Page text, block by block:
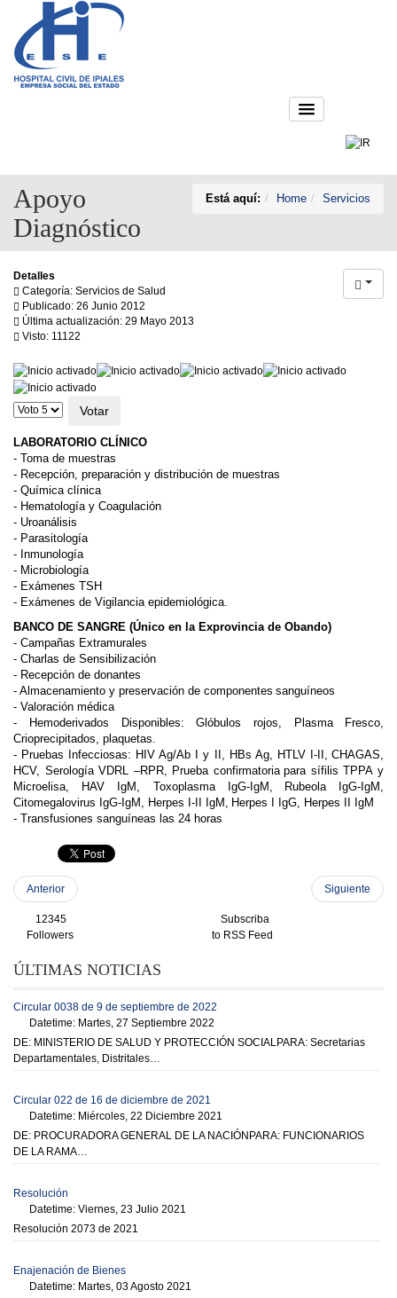
Está aquí: Home Servicios
Apoyo
Diagnóstico
Detalles
Categoría: Servicios de Salud
Publicado: 26 Junio 2012
Última actualización: 29 Mayo 2013
Visto: 11122
Ratio:5/5
Por
favor,
vote
LABORATORIO CLÍNICO
- Toma de muestras
- Recepción, preparación y distribución de muestras
- Química clínica
- Hematología y Coagulación
- Uroanálisis
- Parasitología
- Inmunología
- Microbiología
- Exámenes TSH
- Exámenes de Vigilancia epidemiológica
BANCO DE SANGRE (Único en la Exprovincia de Obando)
- Campañas Extramurales
- Charlas de Sensibilización
- Recepción de donantes
- Almacenamiento y preservación de componentes sanguíneos
- Valoración médica
- Hemoderivados Disponibles: Glóbulos rojos, Plasma
Fresco,
Crioprecipitados, plaquetas.
- Pruebas Infecciosas: HIV Ag/Ab I y II, HBs Ag, HTLV I-II,
CHAGAS,
HCV, Serología VDRL –RPR, Prueba confirmatoria para sífilis TPPA y
Microelisa, HAV IgM, Toxoplasma IgG-IgM,
Rubeola IgG-IgM,
Citomegalovirus IgG-IgM, Herpes I-II IgM, Herpes I IgG, Herpes II IgM
- Transfusiones sanguíneas las 24 horas
Anterior Siguiente
12345
Followers
Subscriba
to RSS Feed
ÚLTIMAS NOTICIAS
Circular 0038 de 9 de septiembre de 2022
Datetime: Martes, 27 Septiembre 2022
DE: MINISTERIO DE SALUD Y PROTECCIÓN SOCIALPARA: Secretarias
Departamentales, Distritales…
Circular 022 de 16 de diciembre de 2021
Datetime: Miércoles, 22 Diciembre 2021
DE: PROCURADORA GENERAL DE LA NACIÓNPARA: FUNCIONARIOS
DE LA RAMA…
Resolución
Datetime: Viernes, 23 Julio 2021
Resolución 2073 de 2021
Enajenación de Bienes
Datetime: Martes, 03 Agosto 2021